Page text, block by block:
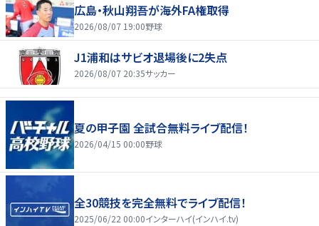
広島・秋山翔吾が海外FA権取得
2026/08/07 19:00野球
J1浦和はサビオ退場後に2失点
2026/08/07 20:35サッカー
夏の甲子園 全試合無料ライブ配信！
2026/04/15 00:00野球
全30競技を完全無料でライブ配信！
2025/06/22 00:00インターハイ(インハイ.tv)